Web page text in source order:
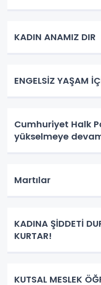
KADIN ANAMIZ DIR
Cumhuriyet Halk
yükselmeye
Martılar
KADINA ŞİDDETİ DURDUR
KURTAR!
KUTSAL MESLEK